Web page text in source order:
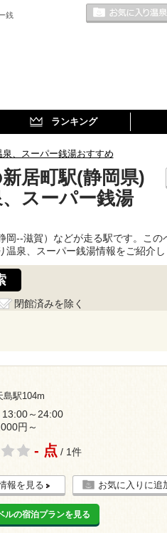
銭
ランキング
、スーパー銭湯おすすめ
居町駅(静岡県)
スーパー銭湯
岡--滋賀）などが走る駅です。この
泉、スーパー銭湯情報をご紹介し
閉館済みを除く
島駅104m
～24:00
円～
- 点 / 1件
報を見る お気に入りに追
ルの宿泊プランを見る